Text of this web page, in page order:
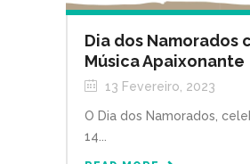
Dia dos Namorados
Música Apaixonante
13 Fevereiro, 2023
O Dia dos Namorados,
14...